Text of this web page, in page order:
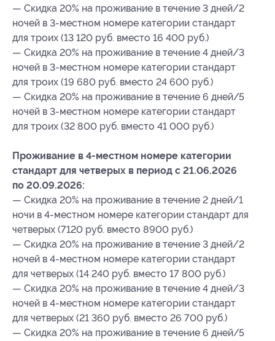
— Скидка 20% на проживание в течение 3 дней/2
ночей в 3-местном номере категории стандарт
для троих (13 120 руб. вместо 16 400 руб.)
— Скидка 20% на проживание в течение 4 дней/3
ночей в 3-местном номере категории стандарт
для троих (19 680 руб. вместо 24 600 руб.)
— Скидка 20% на проживание в течение 6 дней/5
ночей в 3-местном номере категории стандарт
для троих (32 800 руб. вместо 41 000 руб.)
Проживание в 4-местном номере категории
стандарт для четверых в период с 21.06.2026
по 20.09.2026:
— Скидка 20% на проживание в течение 2 дней/1
ночи в 4-местном номере категории стандарт для
четверых (7120 руб. вместо 8900 руб.)
— Скидка 20% на проживание в течение 3 дней/2
ночей в 4-местном номере категории стандарт
для четверых (14 240 руб. вместо 17 800 руб.)
— Скидка 20% на проживание в течение 4 дней/3
ночей в 4-местном номере категории стандарт
для четверых (21 360 руб. вместо 26 700 руб.)
— Скидка 20% на проживание в течение 6 дней/5